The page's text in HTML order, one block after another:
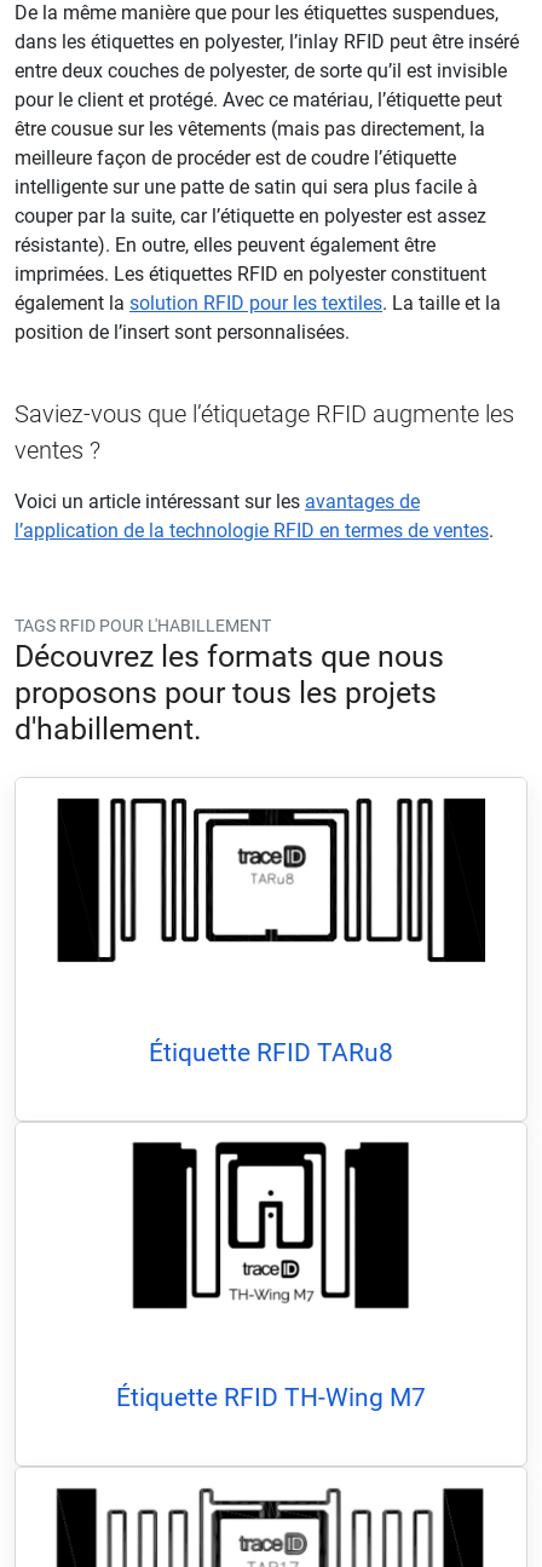
De la même manière que pour les étiquettes suspendues,
dans les étiquettes en polyester, l’inlay RFID peut être inséré
entre deux couches de polyester, de sorte qu’il est invisible
pour le client et protégé. Avec ce matériau, l’étiquette peut
être cousue sur les vêtements (mais pas directement, la
meilleure façon de procéder est de coudre l’étiquette
intelligente sur une patte de satin qui sera plus facile à
couper par la suite, car l’étiquette en polyester est assez
résistante). En outre, elles peuvent également être
imprimées. Les étiquettes RFID en polyester constituent
également la solution RFID pour les textiles. La taille et la
position de l’insert sont personnalisées.
Saviez-vous que l’étiquetage RFID augmente les
ventes ?
Voici un article intéressant sur les avantages de
l’application de la technologie RFID en termes de ventes.
TAGS RFID POUR L'HABILLEMENT
Découvrez les formats que nous
proposons pour tous les projets
d'habillement.
Étiquette RFID TARu8
Étiquette RFID TH-Wing M7